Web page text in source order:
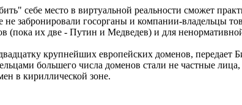
себе место в виртуальной реальности сможет
забронировали госорганы и компании-владельцы
(пока их две - Путин и Медведев) и для
крупнейших европейских доменов, передает
большего числа доменов стали не частные
в кириллической зоне.